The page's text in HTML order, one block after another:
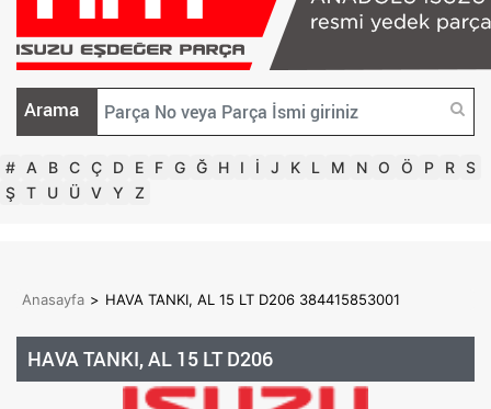
Arama
# A B C Ç D E F G Ğ H I İ J K L M N O Ö P R S
Ş T U Ü V Y Z
Anasayfa > HAVA TANKI, AL 15 LT D206 384415853001
HAVA TANKI, AL 15 LT D206